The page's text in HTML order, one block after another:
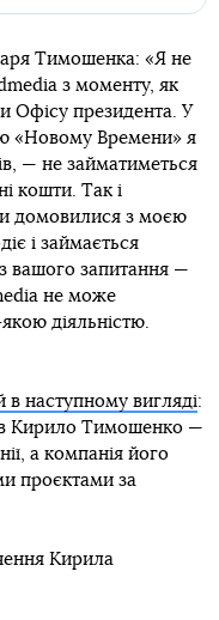
Тимошенка: «Я не
з моменту, як
Офісу президента. У
«Новому Времени» я
— не займатиметься
кошти. Так і
домовилися з моєю
і займається
вашого запитання —
не може
діяльністю.
в наступному вигляді:
Кирило Тимошенко —
а компанія його
проєктами за
Кирила